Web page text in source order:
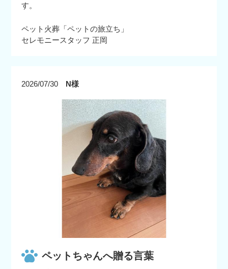
す。
ペット火葬「ペットの旅立ち」
セレモニースタッフ 正岡
2026/07/30 N様
ペットちゃんへ贈る言葉